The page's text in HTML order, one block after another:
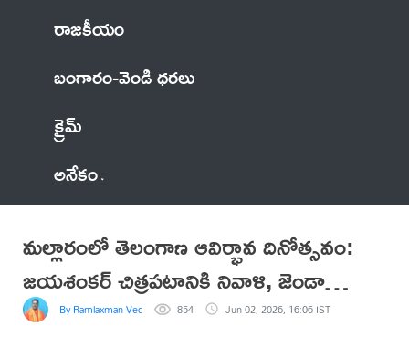
రాజకీయం
బంగారం-వెండి ధరలు
క్రైమ్
అనేకం
మల్లారంలో తెలంగాణ ఆవిర్భావ దినోత్సవం:
జయశంకర్ చిత్రపటానికి నివాళి, జెండా
ఆవిష్కరణBy Ramlaxman Vedhanshi 854 Jun 02, 2026, 16:06 IST